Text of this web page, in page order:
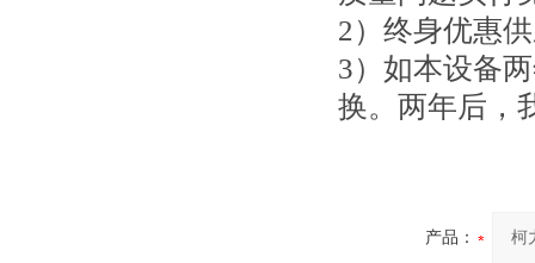
2）终身优惠
3）如本设备
换。两年后，
产品：